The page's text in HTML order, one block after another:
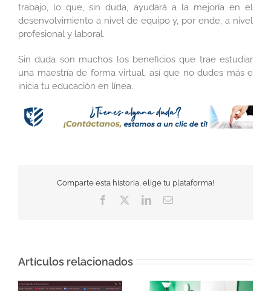
trabajo, lo que, sin duda, ayudará a la mejoría en el
desenvolvimiento a nivel de equipo y, por ende, a nivel
profesional y laboral.
Sin duda son muchos los beneficios que trae estudiar
una maestría de forma virtual, así que no dudes más e
inicia tu educación en línea.
Comparte esta historia, elige tu plataforma!
Facebook
TwitterLinkedInCorreo
Artículos relacionados